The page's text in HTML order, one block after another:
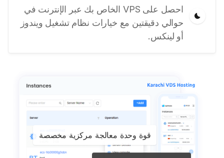
احصل على VPS الخاص بك عبر الإنترنت في
حوالي دقيقتين مع خيارات نظام تشغيل ويندوز
أو لينكس.
قوة وحدة معالجة مركزية مخصصة